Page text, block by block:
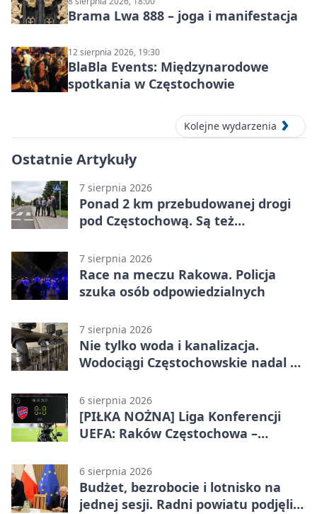
Brama Lwa 888 – joga i manifestacja
12 sierpnia 2026, 19:30
BlaBla Events: Międzynarodowe
spotkania w Częstochowie
Kolejne wydarzenia
Ostatnie Artykuły
7 sierpnia 2026
Ponad 2 km przebudowanej drogi
pod Częstochową. Są też
7 sierpnia 2026
Race na meczu Rakowa. Policja
szuka osób odpowiedzialnych
7 sierpnia 2026
Nie tylko woda i kanalizacja.
Wodociągi Częstochowskie nadal w
6 sierpnia 2026
[PIŁKA NOŻNA] Liga Konferencji
UEFA: Raków Częstochowa –
meczu III rundy eliminacji
6 sierpnia 2026
Budżet, bezrobocie i lotnisko na
jednej sesji. Radni powiatu podjęli